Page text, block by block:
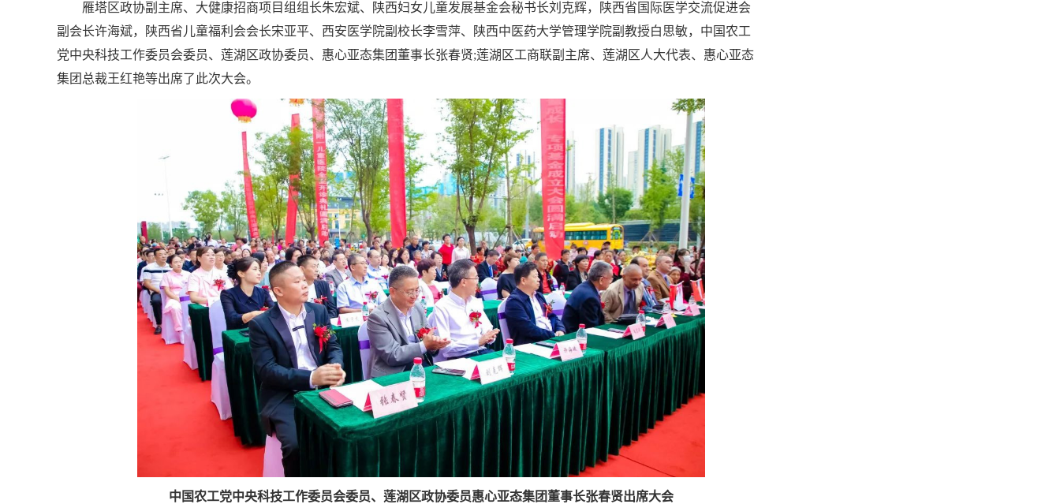
雁塔区政协副主席、大健康招商项目组组长朱宏斌、陕西妇女儿童发展基金会秘书长刘克辉，陕西省国际医学交流促进会
副会长许海斌，陕西省儿童福利会会长宋亚平、西安医学院副校长李雪萍、陕西中医药大学管理学院副教授白思敏，中国农工
党中央科技工作委员会委员、莲湖区政协委员、惠心亚态集团董事长张春贤;莲湖区工商联副主席、莲湖区人大代表、惠心亚态
集团总裁王红艳等出席了此次大会。
中国农工党中央科技工作委员会委员、莲湖区政协委员惠心亚态集团董事长张春贤出席大会